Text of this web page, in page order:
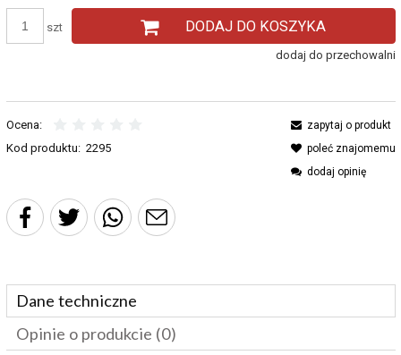
szt DODAJ DO KOSZYKA
dodaj do przechowalni
Ocena:
Kod produktu: 2295
zapytaj o produkt
poleć znajomemu
dodaj opinię
Dane techniczne
Opinie o produkcie (0)